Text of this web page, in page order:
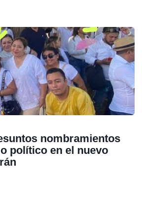
nombramientos
político en el nuevo